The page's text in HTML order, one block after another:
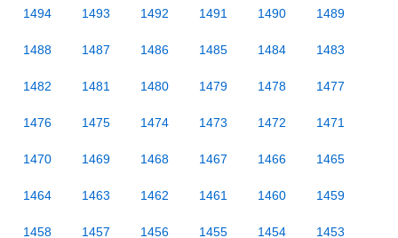
1494 1493 1492 1491 1490 1489
1488 1487 1486 1485 1484 1483
1482 1481 1480 1479 1478 1477
1476 1475 1474 1473 1472 1471
1470 1469 1468 1467 1466 1465
1464 1463 1462 1461 1460 1459
1458 1457 1456 1455 1454 1453